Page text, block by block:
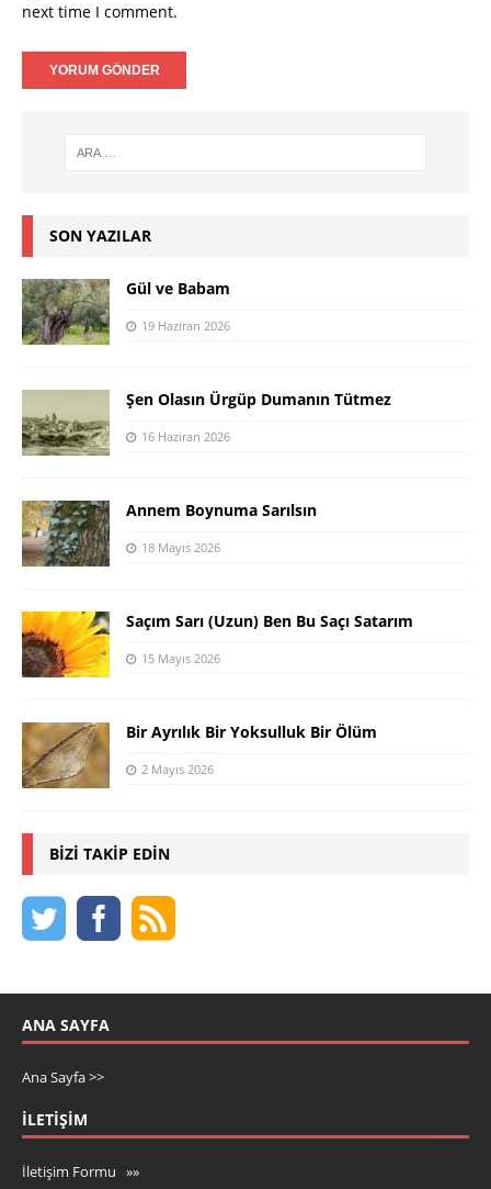
next time I comment.
SON YAZILAR
Gül ve Babam
19 Haziran 2026
Şen Olasın Ürgüp Dumanın Tütmez
16 Haziran 2026
Annem Boynuma Sarılsın
18 Mayıs 2026
Saçım Sarı (Uzun) Ben Bu Saçı Satarım
15 Mayıs 2026
Bir Ayrılık Bir Yoksulluk Bir Ölüm
2 Mayıs 2026
BIZI TAKIP EDIN
ANA SAYFA
Ana Sayfa >>
İLETIŞIM
İletişim Formu »»